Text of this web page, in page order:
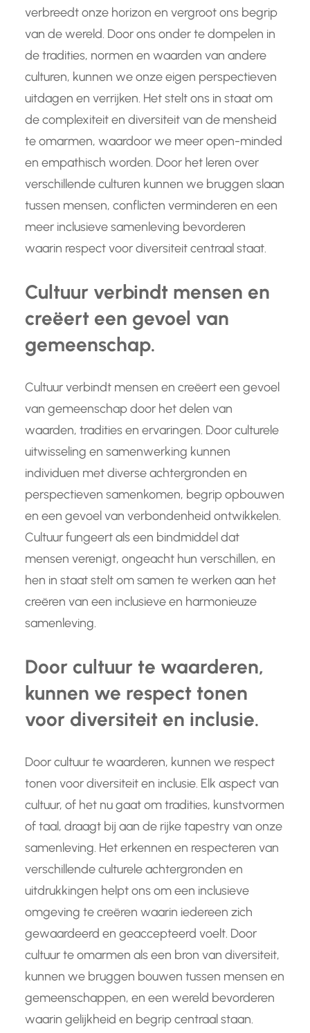
verbreedt onze horizon en vergroot ons begrip
van de wereld. Door ons onder te dompelen in
de tradities, normen en waarden van andere
culturen, kunnen we onze eigen perspectieven
uitdagen en verrijken. Het stelt ons in staat om
de complexiteit en diversiteit van de mensheid
te omarmen, waardoor we meer open-minded
en empathisch worden. Door het leren over
verschillende culturen kunnen we bruggen slaan
tussen mensen, conflicten verminderen en een
meer inclusieve samenleving bevorderen
waarin respect voor diversiteit centraal staat.
Cultuur verbindt mensen en
creëert een gevoel van
gemeenschap.
Cultuur verbindt mensen en creëert een gevoel
van gemeenschap door het delen van
waarden, tradities en ervaringen. Door culturele
uitwisseling en samenwerking kunnen
individuen met diverse achtergronden en
perspectieven samenkomen, begrip opbouwen
en een gevoel van verbondenheid ontwikkelen.
Cultuur fungeert als een bindmiddel dat
mensen verenigt, ongeacht hun verschillen, en
hen in staat stelt om samen te werken aan het
creëren van een inclusieve en harmonieuze
samenleving.
Door cultuur te waarderen,
kunnen we respect tonen
voor diversiteit en inclusie.
Door cultuur te waarderen, kunnen we respect
tonen voor diversiteit en inclusie. Elk aspect van
cultuur, of het nu gaat om tradities, kunstvormen
of taal, draagt bij aan de rijke tapestry van onze
samenleving. Het erkennen en respecteren van
verschillende culturele achtergronden en
uitdrukkingen helpt ons om een inclusieve
omgeving te creëren waarin iedereen zich
gewaardeerd en geaccepteerd voelt. Door
cultuur te omarmen als een bron van diversiteit,
kunnen we bruggen bouwen tussen mensen en
gemeenschappen, en een wereld bevorderen
waarin gelijkheid en begrip centraal staan.